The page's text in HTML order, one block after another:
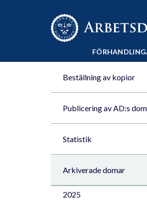
Till innehåll på sidan x
Beställning av kopior
Publicering av AD:s
Statistik
Arkiverade domar
2025